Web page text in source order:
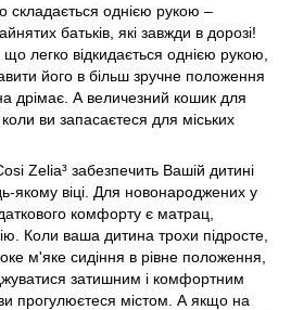
складається однією рукою –
батьків, які завжди в дорозі!
легко відкидається однією рукою,
його в більш зручне положення
дрімає. А величезний кошик для
ви запасаєтеся для міських
Zelia³ забезпечить Вашій дитині
якому віці. Для новонароджених у
комфорту є матрац,
Коли ваша дитина трохи підросте,
м'яке сидіння в рівне положення,
затишним і комфортним
прогулюєтеся містом. А якщо на